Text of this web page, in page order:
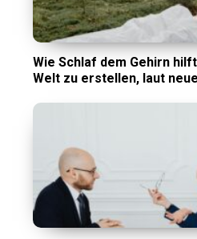
Wie Schlaf dem Gehirn
Welt zu erstellen, laut